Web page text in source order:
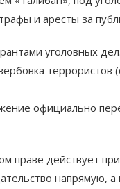
и аресты за
уголовных
террористов
официально
праве действует
напрямую,